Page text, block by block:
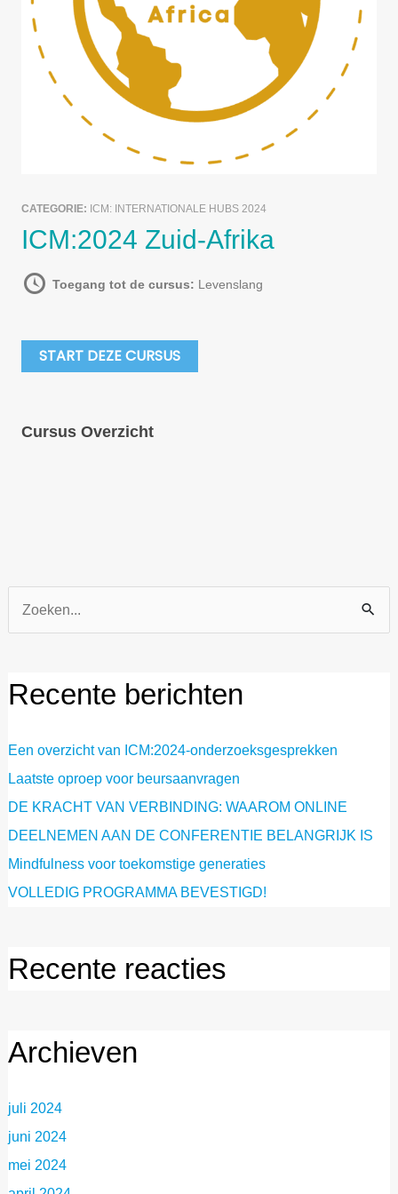
CATEGORIE: ICM: INTERNATIONALE HUBS 2024
ICM:2024 Zuid-Afrika
Toegang tot de cursus: Levenslang
START DEZE CURSUS
Cursus Overzicht
Zoek
Recente berichten
Een overzicht van ICM:2024-onderzoeksgesprekken
Laatste oproep voor beursaanvragen
DE KRACHT VAN VERBINDING: WAAROM ONLINE
DEELNEMEN AAN DE CONFERENTIE BELANGRIJK IS
Mindfulness voor toekomstige generaties
VOLLEDIG PROGRAMMA BEVESTIGD!
Recente reacties
Archieven
juli 2024
juni 2024
mei 2024